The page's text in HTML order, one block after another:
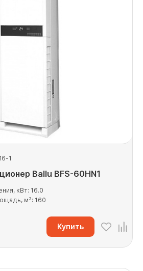
1
Ballu BFS-60HN1
кВт: 16.0
м²: 160
Купить